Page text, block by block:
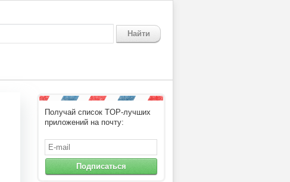
Найти
Получай список TOP-лучших
приложений на почту:
Подписаться